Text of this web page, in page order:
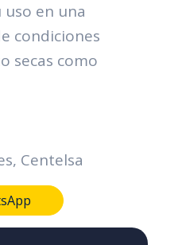
en una
condiciones
secas como
Centelsa